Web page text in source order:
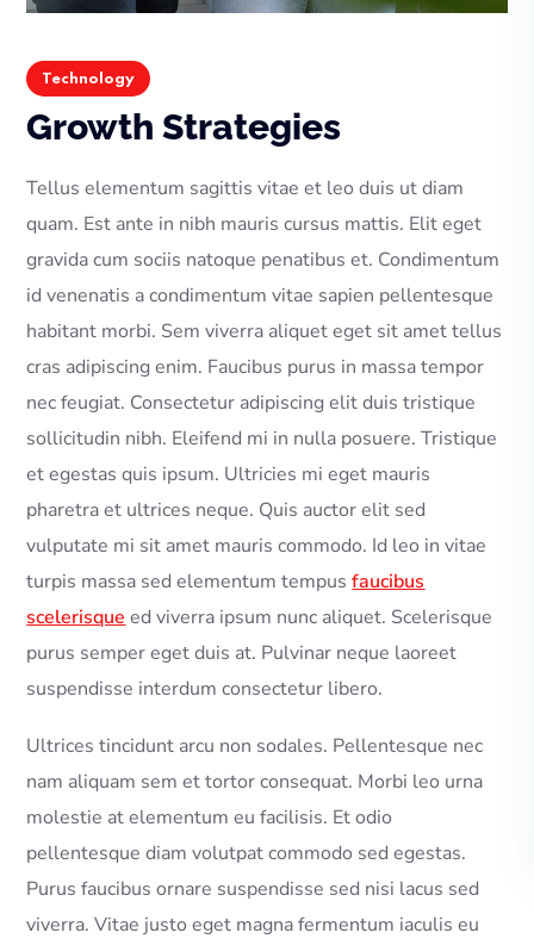
Technology
Growth Strategies
Tellus elementum sagittis vitae et leo duis ut diam
quam. Est ante in nibh mauris cursus mattis. Elit eget
gravida cum sociis natoque penatibus et. Condimentum
id venenatis a condimentum vitae sapien pellentesque
habitant morbi. Sem viverra aliquet eget sit amet tellus
cras adipiscing enim. Faucibus purus in massa tempor
nec feugiat. Consectetur adipiscing elit duis tristique
sollicitudin nibh. Eleifend mi in nulla posuere. Tristique
et egestas quis ipsum. Ultricies mi eget mauris
pharetra et ultrices neque. Quis auctor elit sed
vulputate mi sit amet mauris commodo. Id leo in vitae
turpis massa sed elementum tempusfaucibus
scelerisque ed viverra ipsum nunc aliquet. Scelerisque
purus semper eget duis at. Pulvinar neque laoreet
suspendisse interdum consectetur libero.
Ultrices tincidunt arcu non sodales. Pellentesque nec
nam aliquam sem et tortor consequat. Morbi leo urna
molestie at elementum eu facilisis. Et odio
pellentesque diam volutpat commodo sed egestas.
Purus faucibus ornare suspendisse sed nisi lacus sed
viverra. Vitae justo eget magna fermentum iaculis eu